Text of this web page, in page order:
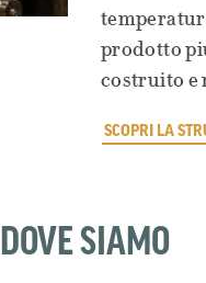
prodotto
costruito e
SCOPRI LA
DOVE SIAMO